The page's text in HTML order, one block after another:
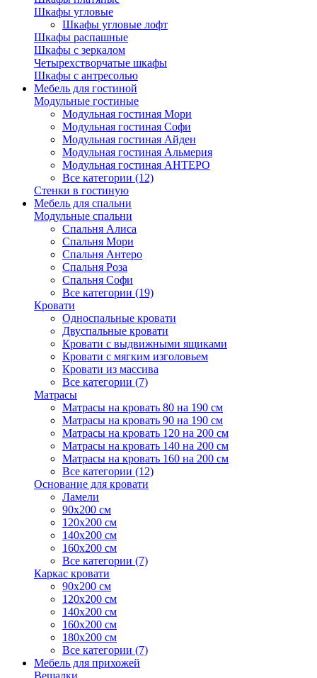
Шкафы угловые
Шкафы угловые лофт
Шкафы распашные
Шкафы с зеркалом
Четырехстворчатые шкафы
Шкафы с антресолью
Мебель для гостиной
Модульные гостиные
Модульная гостиная Мори
Модульная гостиная Софи
Модульная гостиная Айден
Модульная гостиная Альмерия
Модульная гостиная АНТЕРО
Все категории (12)
Стенки в гостиную
Мебель для спальни
Модульные спальни
Спальня Алиса
Спальня Мори
Спальня Антеро
Спальня Роза
Спальня Софи
Все категории (19)
Кровати
Односпальные кровати
Двуспальные кровати
Кровати с выдвижными ящиками
Кровати с мягким изголовьем
Кровати из массива
Все категории (7)
Матрасы
Матрасы на кровать 80 на 190 см
Матрасы на кровать 90 на 190 см
Матрасы на кровать 120 на 200 см
Матрасы на кровать 140 на 200 см
Матрасы на кровать 160 на 200 см
Все категории (12)
Основание для кровати
Ламели
90х200 см
120х200 см
140х200 см
160х200 см
Все категории (7)
Каркас кровати
90х200 см
120х200 см
140х200 см
160х200 см
180х200 см
Все категории (7)
Мебель для прихожей
Вешалки